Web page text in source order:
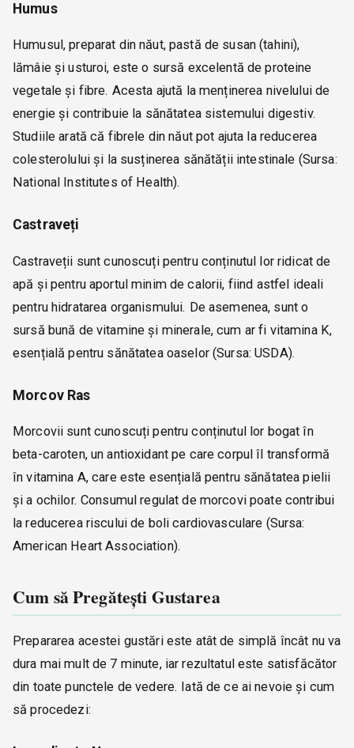
Humus
Humusul, preparat din năut, pastă de susan (tahini),
lămâie și usturoi, este o sursă excelentă de proteine
vegetale și fibre. Acesta ajută la menținerea nivelului de
energie și contribuie la sănătatea sistemului digestiv.
Studiile arată că fibrele din năut pot ajuta la reducerea
colesterolului și la susținerea sănătății intestinale (Sursa:
National Institutes of Health).
Castraveți
Castraveții sunt cunoscuți pentru conținutul lor ridicat de
apă și pentru aportul minim de calorii, fiind astfel ideali
pentru hidratarea organismului. De asemenea, sunt o
sursă bună de vitamine și minerale, cum ar fi vitamina K,
esențială pentru sănătatea oaselor (Sursa: USDA).
Morcov Ras
Morcovii sunt cunoscuți pentru conținutul lor bogat în
beta-caroten, un antioxidant pe care corpul îl transformă
în vitamina A, care este esențială pentru sănătatea pielii
și a ochilor. Consumul regulat de morcovi poate contribui
la reducerea riscului de boli cardiovasculare (Sursa:
American Heart Association).
Cum să Pregătești Gustarea
Prepararea acestei gustări este atât de simplă încât nu va
dura mai mult de 7 minute, iar rezultatul este satisfăcător
din toate punctele de vedere. Iată de ce ai nevoie și cum
să procedezi: